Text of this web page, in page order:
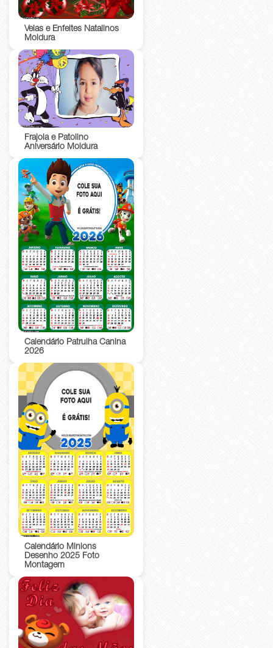
Velas e Enfeites Natalinos
Moldura
Frajola e Patolino
Aniversário Moldura
Calendário Patrulha Canina
2026
Calendário Minions
Desenho 2025 Foto
Montagem